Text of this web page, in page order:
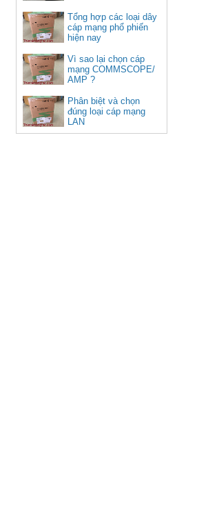
Tổng hợp các loại dây
cáp mạng phổ phiến
hiện nay
Vì sao lại chọn cáp
mạng COMMSCOPE/
AMP ?
Phân biệt và chọn
đúng loại cáp mạng
LAN